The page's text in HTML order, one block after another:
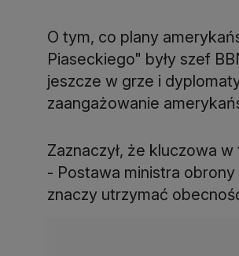
O tym, co plany
Piaseckiego" były szef
jeszcze w grze i
zaangażowanie
Zaznaczył, że kluczowa
- Postawa ministra
znaczy utrzymać